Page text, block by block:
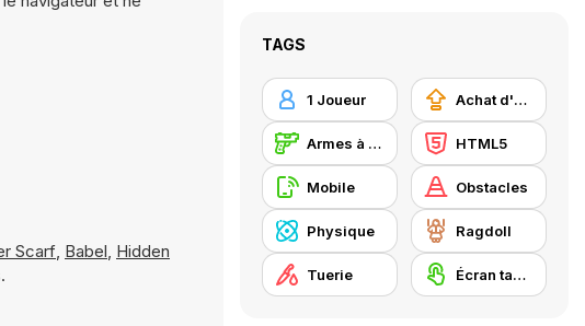
Scarf, Babel, Hidden
TAGS
1 Joueur Achat d'améliorations
Armes à feu HTML5
Mobile Obstacles
Physique Ragdoll
Tuerie Écran tactile